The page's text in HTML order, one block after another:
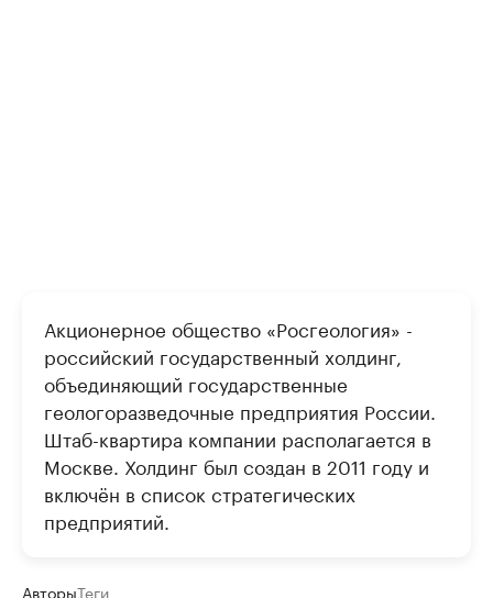
Акционерное общество «Росгеология» -
российский государственный холдинг,
объединяющий государственные
геологоразведочные предприятия России.
Штаб-квартира компании располагается в
Москве. Холдинг был создан в 2011 году и
включён в список стратегических
предприятий.
АвторыТеги